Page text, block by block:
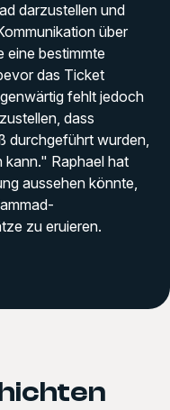
darzustellen und
über
eine bestimmte
das Ticket
fehlt jedoch
dass
durchgeführt wurden,
Raphael hat
aussehen könnte,
zu eruieren.